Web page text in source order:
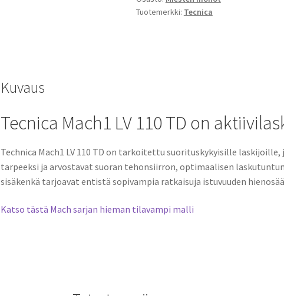
Laskettelumonot
Tuotemerkki: Tecnica
Kuvaus
Tecnica Mach1 LV 110 TD on
Technica Mach1 LV 110 TD on tarkoitettu suorituskykyisille
tarpeeksi ja arvostavat suoran tehonsiirron, optimaalisen
sisäkenkä tarjoavat entistä sopivampia ratkaisuja istuvuuden
Katso tästä Mach sarjan hieman tilavampi malli